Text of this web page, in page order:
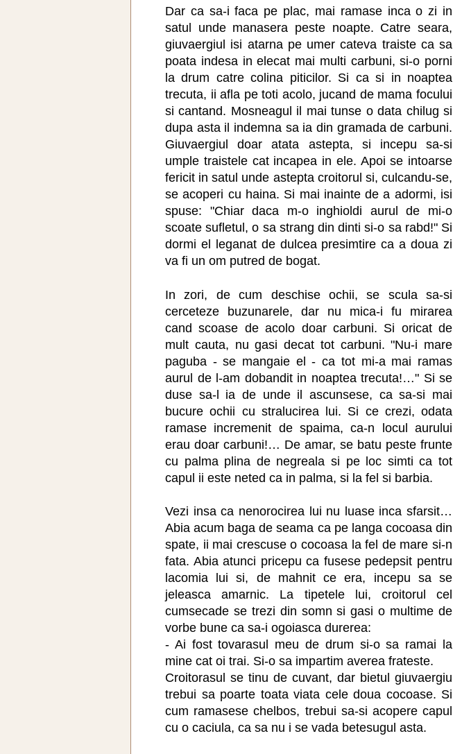
Dar ca sa-i faca pe plac, mai ramase inca o zi in
satul unde manasera peste noapte. Catre seara,
giuvaergiul isi atarna pe umer cateva traiste ca sa
poata indesa in elecat mai multi carbuni, si-o porni
la drum catre colina piticilor. Si ca si in noaptea
trecuta, ii afla pe toti acolo, jucand de mama focului
si cantand. Mosneagul il mai tunse o data chilug si
dupa asta il indemna sa ia din gramada de carbuni.
Giuvaergiul doar atata astepta, si incepu sa-si
umple traistele cat incapea in ele. Apoi se intoarse
fericit in satul unde astepta croitorul si, culcandu-se,
se acoperi cu haina. Si mai inainte de a adormi, isi
spuse: "Chiar daca m-o inghioldi aurul de mi-o
scoate sufletul, o sa strang din dinti si-o sa rabd!" Si
dormi el leganat de dulcea presimtire ca a doua zi
va fi un om putred de bogat.
In zori, de cum deschise ochii, se scula sa-si
cerceteze buzunarele, dar nu mica-i fu mirarea
cand scoase de acolo doar carbuni. Si oricat de
mult cauta, nu gasi decat tot carbuni. "Nu-i mare
paguba - se mangaie el - ca tot mi-a mai ramas
aurul de l-am dobandit in noaptea trecuta!…" Si se
duse sa-l ia de unde il ascunsese, ca sa-si mai
bucure ochii cu stralucirea lui. Si ce crezi, odata
ramase incremenit de spaima, ca-n locul aurului
erau doar carbuni!… De amar, se batu peste frunte
cu palma plina de negreala si pe loc simti ca tot
capul ii este neted ca in palma, si la fel si barbia.
Vezi insa ca nenorocirea lui nu luase inca sfarsit…
Abia acum baga de seama ca pe langa cocoasa din
spate, ii mai crescuse o cocoasa la fel de mare si-n
fata. Abia atunci pricepu ca fusese pedepsit pentru
lacomia lui si, de mahnit ce era, incepu sa se
jeleasca amarnic. La tipetele lui, croitorul cel
cumsecade se trezi din somn si gasi o multime de
vorbe bune ca sa-i ogoiasca durerea:
- Ai fost tovarasul meu de drum si-o sa ramai la
mine cat oi trai. Si-o sa impartim averea frateste.
Croitorasul se tinu de cuvant, dar bietul giuvaergiu
trebui sa poarte toata viata cele doua cocoase. Si
cum ramasese chelbos, trebui sa-si acopere capul
cu o caciula, ca sa nu i se vada betesugul asta.